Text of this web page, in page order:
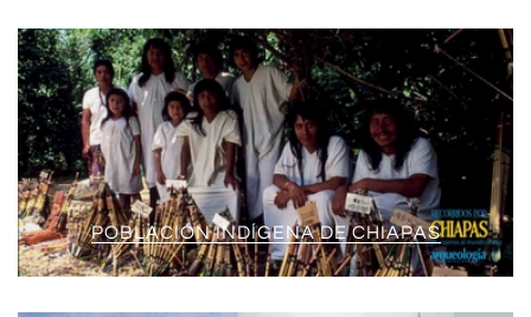
POBLACIÓN INDÍGENA DE CHIAPAS